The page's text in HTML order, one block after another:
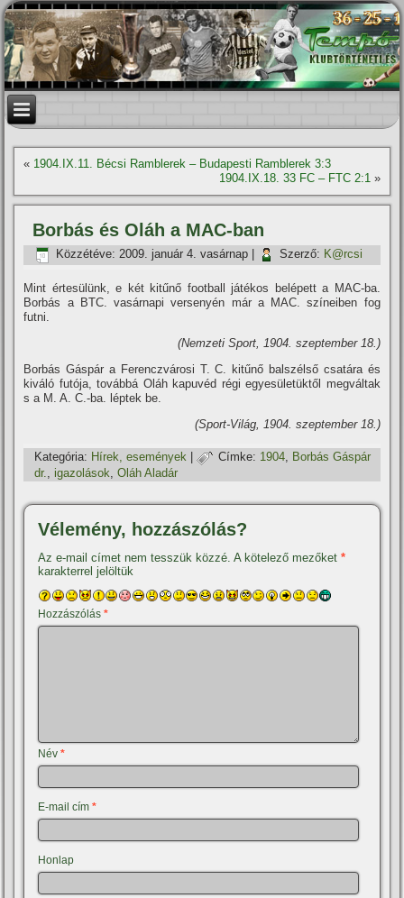
« 1904.IX.11. Bécsi Ramblerek – Budapesti Ramblerek 3:3
1904.IX.18. 33 FC – FTC 2:1»
Borbás és Oláh a MAC-ban
Közzétéve: 2009. január 4. vasárnap Szerző: K@rcsi
Mint értesülünk, e két kitűnő football játékos belépett a MAC-ba.
Borbás a BTC. vasárnapi versenyén már a MAC. szí­neiben fog
futni.
(Nemzeti Sport, 1904. szeptember 18.)
Borbás Gáspár a Ferenczvárosi T. C. kitűnő balszélső csatára és
kiváló futója, továbbá Oláh kapuvéd régi egyesületüktől megváltak
s a M. A. C.-ba. léptek be.
(Sport-Világ, 1904. szeptember 18.)
Kategória: Hí­rek, események | Címke: 1904, Borbás Gáspár
dr.,igazolások,Oláh Aladár
Vélemény, hozzászólás?
Az e-mail címet nem tesszük közzé. A kötelező mezőket*
karakterrel jelöltük
Hozzászólás*
Név*
E-mail cím*
Honlap